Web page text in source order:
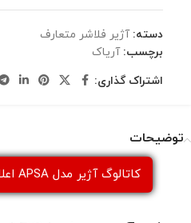
دسته: آژير فلاشر متعارف
برچسب: آریاک
اشتراک گذاری:
توضیحات
کاتالوگ آژیر مدل APSA اعلام حریق متعارف آرياك